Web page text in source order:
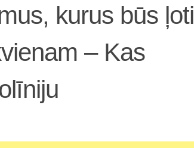
kurus būs ļoti
– Kas